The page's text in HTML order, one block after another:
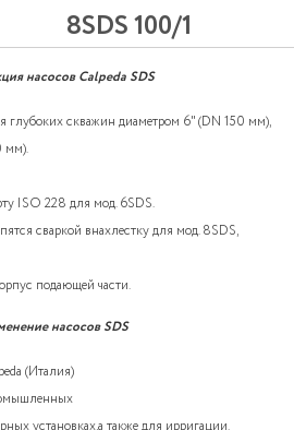
8SDS 100/1
насосов Calpeda SDS
глубоких скважин диаметром 6" (DN 150 мм),
мм).
ISO 228 для мод. 6SDS.
сваркой внахлестку для мод. 8SDS,
подающей части.
насосов SDS
(Италия)
установках,а также для ирригации.